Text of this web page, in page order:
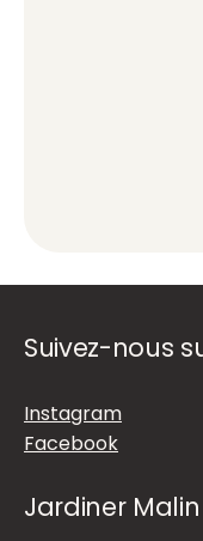
Suivez-nous
Instagram
Facebook
Jardiner Malin